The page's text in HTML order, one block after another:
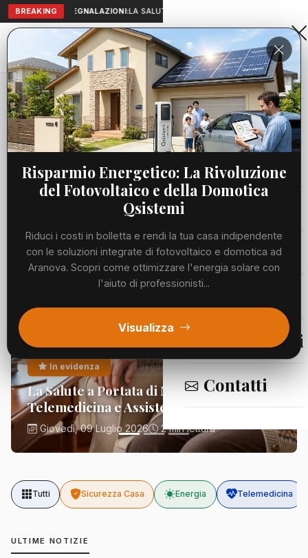
BREAKING SEGNALAZIONI:LA SALUTE A PORTATA DI MANO:
Aranova • NET
PORTALE UTILE AL TERRITORIO
Home
Cronaca
Viabilità
Meteo
Segnalazioni
Contatti
Risparmio Energetico: La Rivoluzione
del Fotovoltaico e della Domotica
Qsistemi
Riduci i costi in bolletta e rendi la tua casa indipendente
con le soluzioni integrate di fotovoltaico e domotica ad
Aranova. Scopri come ottimizzare l'energia solare con
l'aiuto di professionisti...
Visualizza
In evidenza Segnalazioni
La Salute a Portata di Mano:
Telemedicina e Assistenza Domiciliare
Giovedì, 09 Luglio 2026 2 min lettura
Tutti Sicurezza Casa Energia Telemedicina
ULTIME NOTIZIE